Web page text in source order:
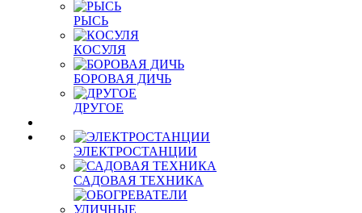
РЫСЬ
КОСУЛЯ
БОРОВАЯ ДИЧЬ
ДРУГОЕ
ЭЛЕКТРОСТАНЦИИ
САДОВАЯ ТЕХНИКА